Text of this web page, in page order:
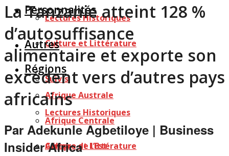
Lectures Historiques
Culture et Littérature
Régions
Afrique Australe
Afrique Centrale
Afrique de l’Est
Personnalités
Autres
Suivis
Lectures Historiques
Culture et Littérature
La Tanzanie atteint 128 %
d’autosuffisance
alimentaire et exporte son
excédent vers d’autres pays
africains
Par Adekunle Agbetiloye | Business
Insider Africa